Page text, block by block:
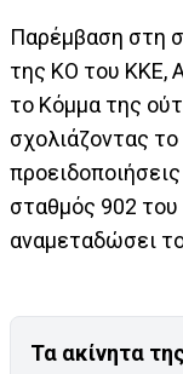
Παρέμβαση στη
της ΚΟ του ΚΚΕ,
το Κόμμα της
σχολιάζοντας
σταθμός 902
αναμεταδώσει
Τα ακίνητα